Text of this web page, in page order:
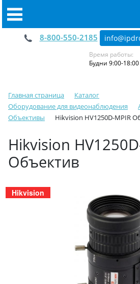
8-800-550-2185
Время работы:
Будни 9:00-18:00
Главная страница
Каталог
Оборудование для видеонаблюдения
Объективы
Hikvision HV1250D-MPIR
Hikvision
Объектив
Hikvision